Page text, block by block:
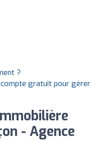
?
gratuit pour gérer
- Agence